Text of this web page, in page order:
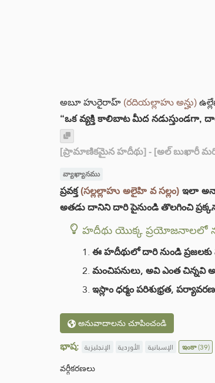
అబూ హురైరాహ్ (రదియల్లాహు అన్హు)
“ఒక వ్యక్తి కాలిబాట మీద నడుస్తుండగా,
[ప్రామాణికమైన హదీథు] - [అల్ బుఖారీ
వ్యాఖ్యానము
ప్రవక్త(సల్లల్లాహు అలైహి వ సల్లం) ఇలా
అతడు దానిని దారి పైనుండి తొలగించి
హదీథు యొక్క ప్రయోజనాలలో
ఈ హదీథులో దారి నుండి
మంచిపనులు, అవి ఎంత
ఇస్లాం ధర్మం పరిశుభ్రత,
అనువాదాలను చూపించండి
భాష: الإنجليزية الأوردية الإسبانية ఇంకా(39)
వర్గీకరణలు